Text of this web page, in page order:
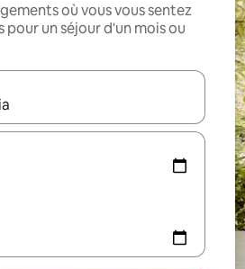
où vous vous sentez
pour un séjour d'un mois ou
s'affichent, utilisez les flèches vers le